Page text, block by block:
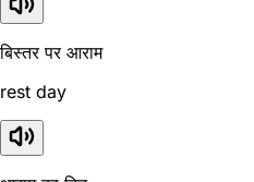
बिस्तर पर आराम
rest day